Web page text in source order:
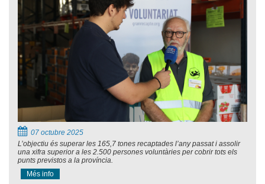
07 octubre 2025
L’objectiu és superar les 165,7 tones recaptades l’any passat i assolir
una xifra superior a les 2.500 persones voluntàries per cobrir tots els
punts previstos a la província.
Més info